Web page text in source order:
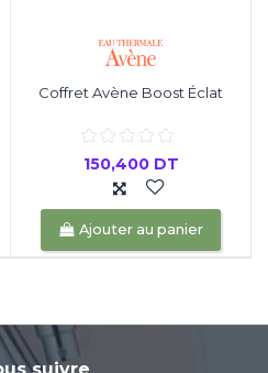
Coffret Avène Boost Éclat
150,400 DT
Ajouter au panier